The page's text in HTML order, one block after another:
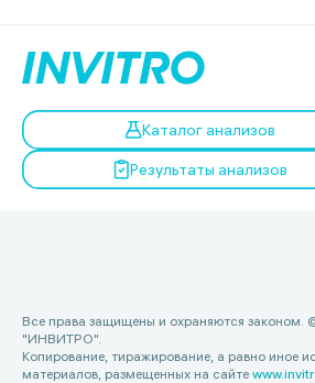
Каталог анализов
Результаты анализов
Все права защищены и охраняются
"ИНВИТРО".
Копирование, тиражирование, а равно иное
материалов, размещенных на сайте